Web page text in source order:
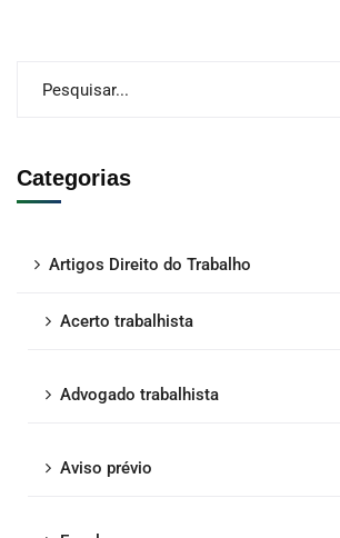
Categorias
Artigos Direito do Trabalho
Acerto trabalhista
Advogado trabalhista
Aviso prévio